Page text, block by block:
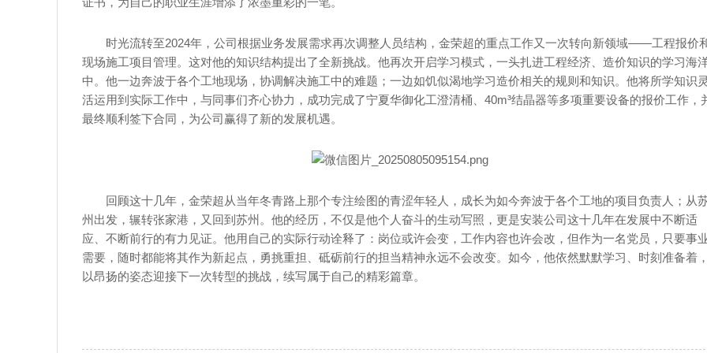
时光流转至2024年，公司根据业务发展需求再次调整人员结构，金荣超的重点工作又一次转向新领域——工程报价
现场施工项目管理。这对他的知识结构提出了全新挑战。他再次开启学习模式，一头扎进工程经济、造价知识的学习海
中。他一边奔波于各个工地现场，协调解决施工中的难题；一边如饥似渴地学习造价相关的规则和知识。他将所学知识灵
活运用到实际工作中，与同事们齐心协力，成功完成了宁夏华御化工澄清桶、40m³结晶器等多项重要设备的报价工作，
最终顺利签下合同，为公司赢得了新的发展机遇。
回顾这十几年，金荣超从当年冬青路上那个专注绘图的青涩年轻人，成长为如今奔波于各个工地的项目负责人；从
州出发，辗转张家港，又回到苏州。他的经历，不仅是他个人奋斗的生动写照，更是安装公司这十几年在发展中不断适
应、不断前行的有力见证。他用自己的实际行动诠释了：岗位或许会变，工作内容也许会改，但作为一名党员，只要事
需要，随时都能将其作为新起点，勇挑重担、砥砺前行的担当精神永远不会改变。如今，他依然默默学习、时刻准备着，
以昂扬的姿态迎接下一次转型的挑战，续写属于自己的精彩篇章。